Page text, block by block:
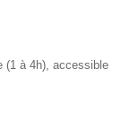
(1 à 4h), accessible